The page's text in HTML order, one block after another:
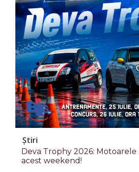
Știri
Deva Trophy 2026: Motoarele
acest weekend!